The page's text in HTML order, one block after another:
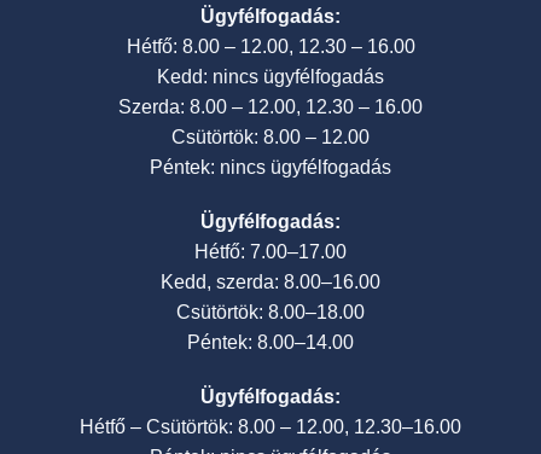
Ügyfélfogadás:
Hétfő: 8.00 – 12.00, 12.30 – 16.00
Kedd: nincs ügyfélfogadás
Szerda: 8.00 – 12.00, 12.30 – 16.00
Csütörtök: 8.00 – 12.00
Péntek: nincs ügyfélfogadás
Ügyfélfogadás:
Hétfő: 7.00–17.00
Kedd, szerda: 8.00–16.00
Csütörtök: 8.00–18.00
Péntek: 8.00–14.00
Ügyfélfogadás:
Hétfő – Csütörtök: 8.00 – 12.00, 12.30–16.00